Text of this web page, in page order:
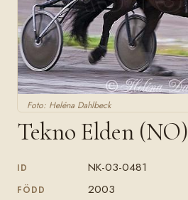
Foto: Heléna Dahlbeck
Tekno Elden (NO)
ID NK-03-0481
FÖDD 2003